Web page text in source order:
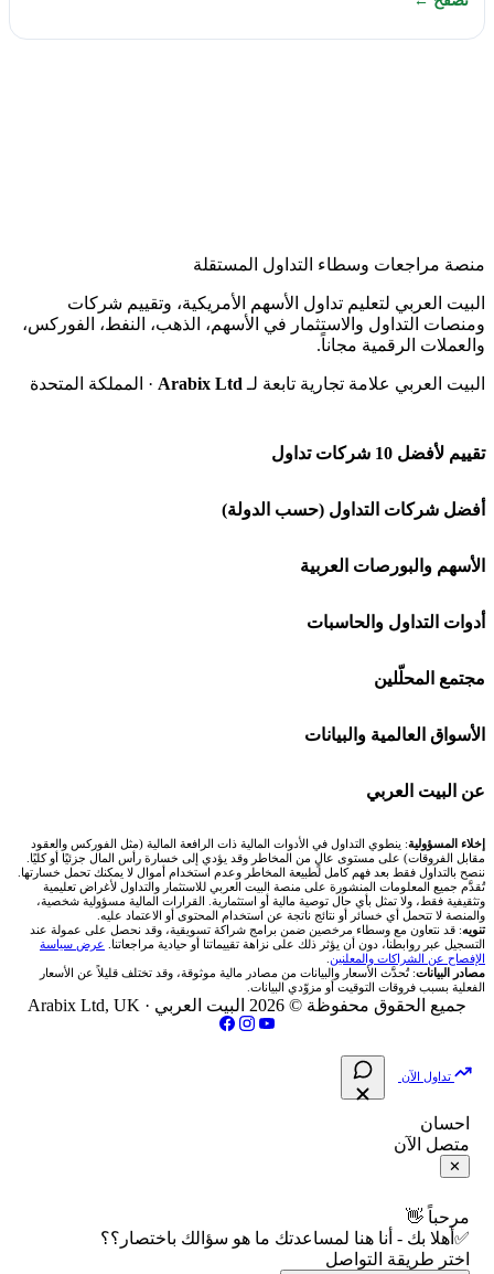
منصة مراجعات وسطاء التداول المستقلة
البيت العربي لتعليم تداول الأسهم الأمريكية، وتقييم شركات
ومنصات التداول والاستثمار في الأسهم، الذهب، النفط، الفوركس،
والعملات الرقمية مجاناً.
البيت العربي علامة تجارية تابعة لـ Arabix Ltd · المملكة المتحدة
تقييم لأفضل 10 شركات تداول
شركة Capital.com
افاتريد AvaTrade
اكسنس Exness
منصة بينانس
اكس تي بي XTB
انتراكتيف بروكرز IBKR
أفضل شركات التداول (حسب الدولة)
شركات تداول في السعودية
شركات تداول في الإمارات
شركات تداول في الكويت
شركات تداول في قطر
شركات تداول في الأردن
شركات تداول في العراق
شركات تداول في فلسطين
الأسهم والبورصات العربية
🌍 كل البورصات العربية
🇸🇦 السوق السعودية
🇦🇪 أسواق الإمارات
🇪🇬 البورصة المصرية
🇶🇦 بورصة قطر
🇯🇴 بورصة عمّان
🇧🇭 بورصة البحرين
فلتر الأسهم الشرعي
📋 جميع الأسهم
🕌 الأسهم الحلال
أدوات التداول والحاسبات
🕌 حاسبة الزكاة
💱 محول العملات
🧮 حاسبة حجم اللوت
📊 حاسبة قيمة النقطة
💰 حاسبة ربح الفوركس
📌 حاسبة النقاط المحورية
📏 حاسبة حجم المركز
📈 حاسبة عائد التداول
📊 حاسبة الربح التراكمي
🧮 حاسبة متوسط سعر السهم
📅 التقويم الاقتصادي
مجتمع المحلّلين
🧱 حائط المجتمع
🏆 لوحة المحلّلين
✍️ اكتب تحليلك
الأسواق العالمية والبيانات
🌐 المؤشرات العالمية
🥇 سعر الذهب اليوم
🥇 أسعار الذهب والمعادن
💱 أسعار العملات والفوركس
💵 سعر الريال السعودي في مصر
📅 المؤشرات الاقتصادية
عن البيت العربي
من نحن
تواصل معنا
فريق المؤلفين
مقالات تعليمية
سياسة تقييم الشركات
شركات التداول النصابة
الإبلاغ عن شركة نصابة
شروط الاستخدام
سياسة الخصوصية
إخلاء المسؤولية: ينطوي التداول في الأدوات المالية ذات الرافعة المالية (مثل الفوركس والعقود
مقابل الفروقات) على مستوى عالٍ من المخاطر وقد يؤدي إلى خسارة رأس المال جزئيًا أو كليًا.
ننصح بالتداول فقط بعد فهم كامل لطبيعة المخاطر وعدم استخدام أموال لا يمكنك تحمل خسارتها.
تُقدَّم جميع المعلومات المنشورة على منصة البيت العربي للاستثمار والتداول لأغراض تعليمية
وتثقيفية فقط، ولا تمثل بأي حال توصية مالية أو استثمارية. القرارات المالية مسؤولية شخصية،
والمنصة لا تتحمل أي خسائر أو نتائج ناتجة عن استخدام المحتوى أو الاعتماد عليه.
تنويه: قد نتعاون مع وسطاء مرخصين ضمن برامج شراكة تسويقية، وقد نحصل على عمولة عند
التسجيل عبر روابطنا، دون أن يؤثر ذلك على نزاهة تقييماتنا أو حيادية مراجعاتنا. عرض سياسة
الإفصاح عن الشراكات والمعلنين
مصادر البيانات: تُحدَّث الأسعار والبيانات من مصادر مالية موثوقة، وقد تختلف قليلاً عن الأسعار
الفعلية بسبب فروقات التوقيت أو مزوّدي البيانات.
جميع الحقوق محفوظة © 2026 البيت العربي · Arabix Ltd, UK
تداول الآن
احسان
متصل الآن
✕
مرحباً 👋
✅أهلا بك - أنا هنا لمساعدتك ما هو سؤالك باختصار؟؟
اختر طريقة التواصل